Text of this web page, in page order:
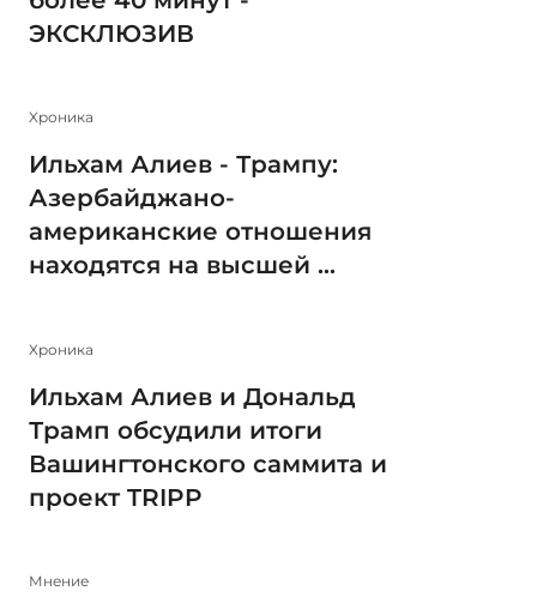
ЭКСКЛЮЗИВ
Xроника
Ильхам Алиев - Трампу:
Азербайджано-
американские отношения
находятся на высшей ...
Xроника
Ильхам Алиев и Дональд
Трамп обсудили итоги
Вашингтонского саммита и
проект TRIPP
Мнение